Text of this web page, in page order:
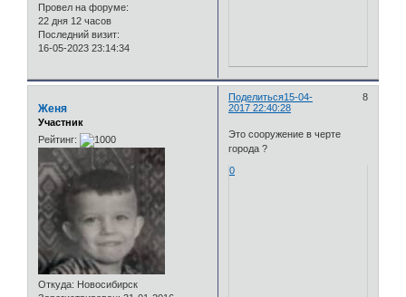
Провел на форуме:
22 дня 12 часов
Последний визит:
16-05-2023 23:14:34
Поделиться 8
15-04-
2017 22:40:28
Женя
Участник
Рейтинг:
Откуда: Новосибирск
Это сооружение в черте
города ?
0